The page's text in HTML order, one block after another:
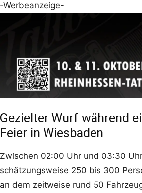
-Werbeanzeige-
Gezielter Wurf während
Feier in Wiesbaden
Zwischen 02:00 Uhr und 03:30
schätzungsweise 250 bis 300
an dem zeitweise rund 50